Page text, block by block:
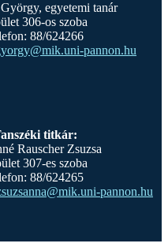
egyetemi tanár
306-os szoba
88/624266
pannon.hu
titkár:
Rauscher Zsuzsa
307-es szoba
88/624265
pannon.hu